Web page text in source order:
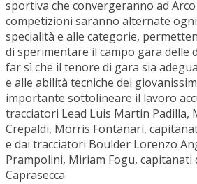
sportiva che convergeranno ad Arco
competizioni saranno alternate
specialità e alle categorie,
di sperimentare il campo gara delle
far sì che il tenore di gara sia
e alle abilità tecniche dei
importante sottolineare il lavoro
tracciatori Lead Luis Martin Padilla,
Crepaldi, Morris Fontanari,
e dai tracciatori Boulder Lorenzo
Prampolini, Miriam Fogu, capitanati
Caprasecca.